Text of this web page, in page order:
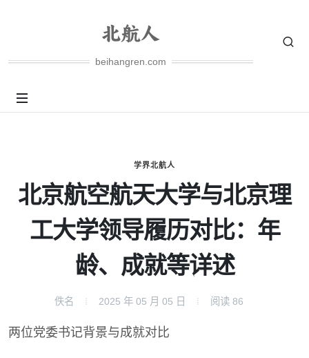
beihangren.com
学界北航人
北京航空航天大学与北京理
工大学领导履历对比：年
龄、成就等详述
佚名 2025 年 05 月 05 日 阅读 86
两位党委书记背景与成就对比